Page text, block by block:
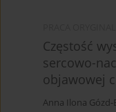
Częstość
sercowo-
objawowej
Anna Ilona Gózd-